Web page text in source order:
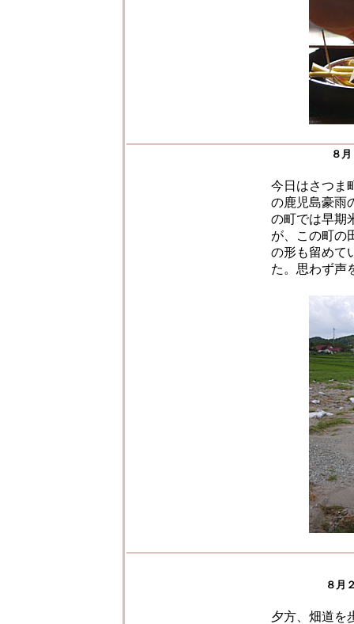
８
今日はさつま
の鹿児島豪雨
の町では早期
が、この町の
の形も留めて
た。思わず声
８月
夕方、畑道を